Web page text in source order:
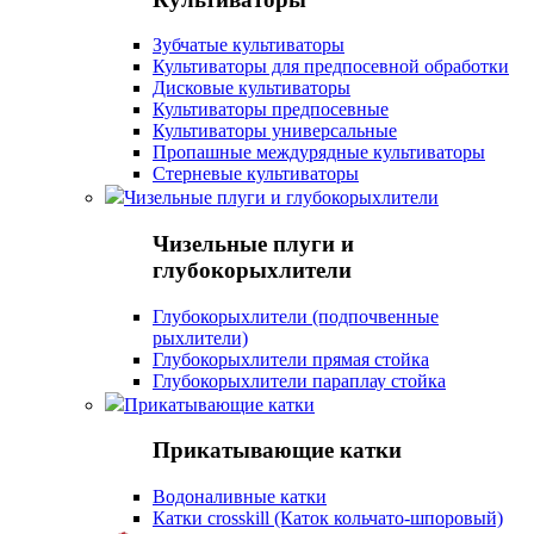
Зубчатые культиваторы
Культиваторы для предпосевной обработки
Дисковые культиваторы
Культиваторы предпосевные
Культиваторы универсальные
Пропашные междурядные культиваторы
Стерневые культиваторы
Чизельные плуги и глубокорыхлители
Чизельные плуги и
глубокорыхлители
Глубокорыхлители (подпочвенные
рыхлители)
Глубокорыхлители прямая стойка
Глубокорыхлители параплау стойка
Прикатывающие катки
Прикатывающие катки
Водоналивные катки
Катки crosskill (Каток кольчато-шпоровый)